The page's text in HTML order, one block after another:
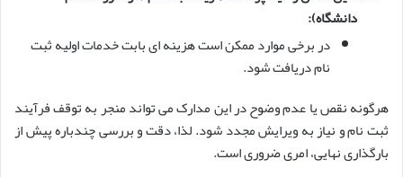
دانشگاه):
در برخی موارد ممکن است هزینه ای بابت خدمات اولیه ثبت
نام دریافت شود.
هرگونه نقص یا عدم وضوح در این مدارک می تواند منجر به توقف فرآیند
ثبت نام و نیاز به ویرایش مجدد شود. لذا، دقت و بررسی چندباره پیش از
بارگذاری نهایی، امری ضروری است.